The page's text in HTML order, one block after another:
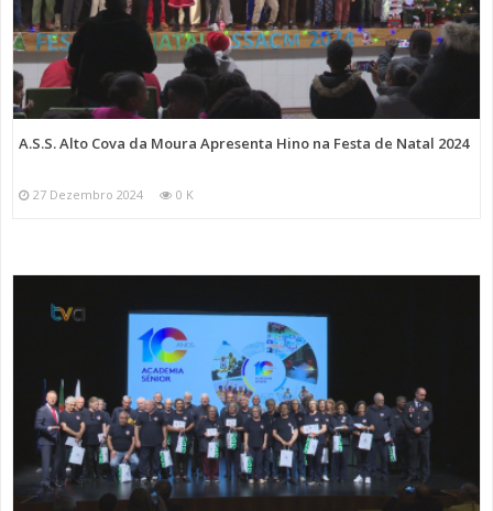
A.S.S. Alto Cova da Moura Apresenta Hino na Festa de Natal 2024
27 Dezembro 2024 0 K